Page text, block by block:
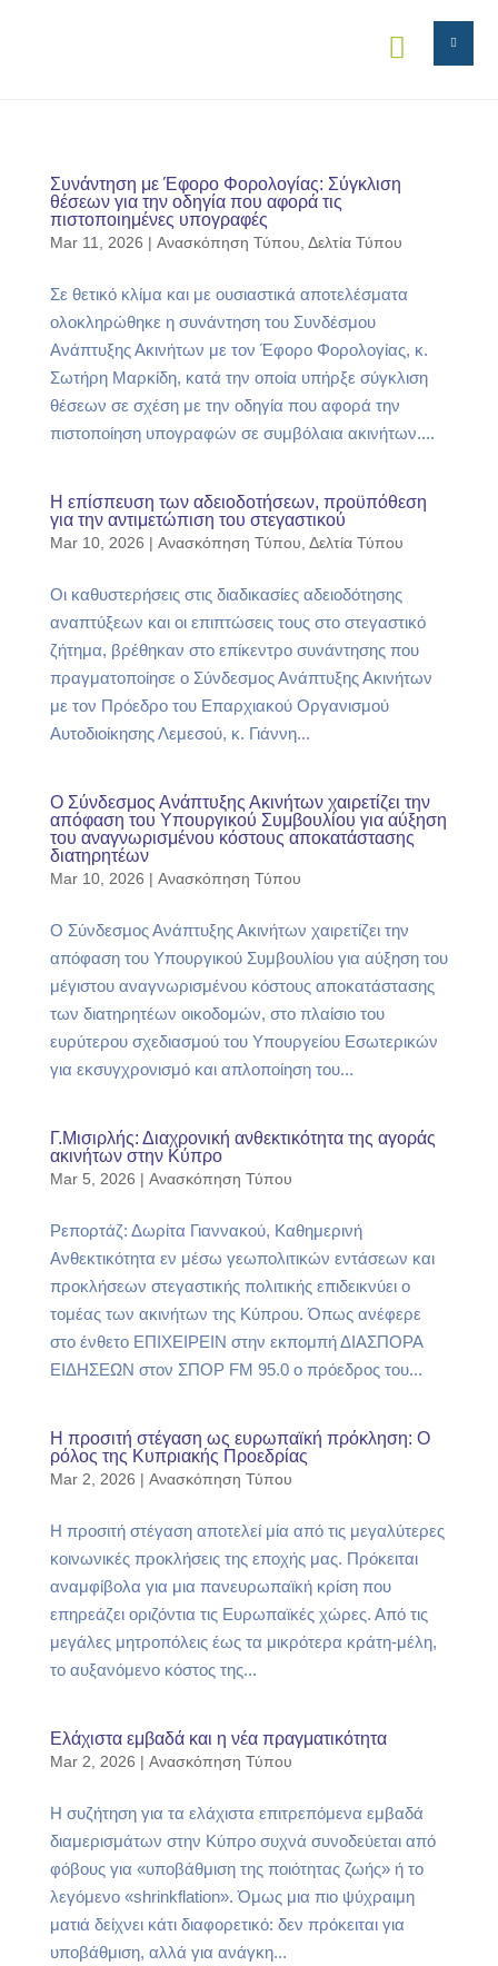


Συνάντηση με Έφορο Φορολογίας: Σύγκλιση
θέσεων για την οδηγία που αφορά τις
πιστοποιημένες υπογραφές
Mar 11, 2026 | Ανασκόπηση Τύπου Δελτία Τύπου
Σε θετικό κλίμα και με ουσιαστικά αποτελέσματα
ολοκληρώθηκε η συνάντηση του Συνδέσμου
Ανάπτυξης Ακινήτων με τον Έφορο Φορολογίας, κ.
Σωτήρη Μαρκίδη, κατά την οποία υπήρξε σύγκλιση
θέσεων σε σχέση με την οδηγία που αφορά την
πιστοποίηση υπογραφών σε συμβόλαια ακινήτων....
Η επίσπευση των αδειοδοτήσεων, προϋπόθεση
για την αντιμετώπιση του στεγαστικού
Mar 10, 2026 | Ανασκόπηση Τύπου Δελτία Τύπου
Οι καθυστερήσεις στις διαδικασίες αδειοδότησης
αναπτύξεων και οι επιπτώσεις τους στο στεγαστικό
ζήτημα, βρέθηκαν στο επίκεντρο συνάντησης που
πραγματοποίησε ο Σύνδεσμος Ανάπτυξης Ακινήτων
με τον Πρόεδρο του Επαρχιακού Οργανισμού
Αυτοδιοίκησης Λεμεσού, κ. Γιάννη...
Ο Σύνδεσμος Ανάπτυξης Ακινήτων χαιρετίζει την
απόφαση του Υπουργικού Συμβουλίου για αύξηση
του αναγνωρισμένου κόστους αποκατάστασης
διατηρητέων
Mar 10, 2026 | Ανασκόπηση Τύπου
Ο Σύνδεσμος Ανάπτυξης Ακινήτων χαιρετίζει την
απόφαση του Υπουργικού Συμβουλίου για αύξηση του
μέγιστου αναγνωρισμένου κόστους αποκατάστασης
των διατηρητέων οικοδομών, στο πλαίσιο του
ευρύτερου σχεδιασμού του Υπουργείου Εσωτερικών
για εκσυγχρονισμό και απλοποίηση του...
Γ.Μισιρλής: Διαχρονική ανθεκτικότητα της αγοράς
ακινήτων στην Κύπρο
Mar 5, 2026 | Ανασκόπηση Τύπου
Ρεπορτάζ: Δωρίτα Γιαννακού, Καθημερινή
Ανθεκτικότητα εν μέσω γεωπολιτικών εντάσεων και
προκλήσεων στεγαστικής πολιτικής επιδεικνύει ο
τομέας των ακινήτων της Κύπρου. Όπως ανέφερε
στο ένθετο ΕΠΙΧΕΙΡΕΙΝ στην εκπομπή ΔΙΑΣΠΟΡΑ
ΕΙΔΗΣΕΩΝ στον ΣΠΟΡ FM 95.0 ο πρόεδρος του...
Η προσιτή στέγαση ως ευρωπαϊκή πρόκληση: Ο
ρόλος της Κυπριακής Προεδρίας
Mar 2, 2026 | Ανασκόπηση Τύπου
Η προσιτή στέγαση αποτελεί μία από τις μεγαλύτερες
κοινωνικές προκλήσεις της εποχής μας. Πρόκειται
αναμφίβολα για μια πανευρωπαϊκή κρίση που
επηρεάζει οριζόντια τις Ευρωπαϊκές χώρες. Από τις
μεγάλες μητροπόλεις έως τα μικρότερα κράτη-μέλη,
το αυξανόμενο κόστος της...
Ελάχιστα εμβαδά και η νέα πραγματικότητα
Mar 2, 2026 | Ανασκόπηση Τύπου
Η συζήτηση για τα ελάχιστα επιτρεπόμενα εμβαδά
διαμερισμάτων στην Κύπρο συχνά συνοδεύεται από
φόβους για «υποβάθμιση της ποιότητας ζωής» ή το
λεγόμενο «shrinkflation». Όμως μια πιο ψύχραιμη
ματιά δείχνει κάτι διαφορετικό: δεν πρόκειται για
υποβάθμιση, αλλά για ανάγκη...